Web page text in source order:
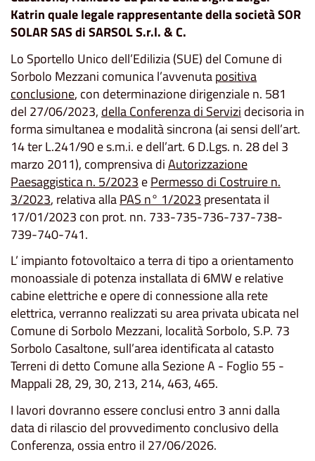
Katrin quale legale rappresentante della società SOR
SOLAR SAS di SARSOL S.r.l. & C.
Lo Sportello Unico dell’Edilizia (SUE) del Comune di
Sorbolo Mezzani comunica l’avvenutapositiva
conclusione, con determinazione dirigenziale n. 581
del 27/06/2023, della Conferenza di Servizi decisoria in
forma simultanea e modalità sincrona (ai sensi dell’art.
14 ter L.241/90 e s.m.i. e dell’art. 6 D.Lgs. n. 28 del 3
marzo 2011), comprensiva diAutorizzazione
Paesaggistica n. 5/2023 ePermesso di Costruire n.
3/2023, relativa allaPAS n° 1/2023 presentata il
17/01/2023 con prot. nn. 733-735-736-737-738-
739-740-741.
L’ impianto fotovoltaico a terra di tipo a orientamento
monoassiale di potenza installata di 6MW e relative
cabine elettriche e opere di connessione alla rete
elettrica, verranno realizzati su area privata ubicata nel
Comune di Sorbolo Mezzani, località Sorbolo, S.P. 73
Sorbolo Casaltone, sull’area identificata al catasto
Terreni di detto Comune alla Sezione A - Foglio 55 -
Mappali 28, 29, 30, 213, 214, 463, 465.
I lavori dovranno essere conclusi entro 3 anni dalla
data di rilascio del provvedimento conclusivo della
Conferenza, ossia entro il 27/06/2026.